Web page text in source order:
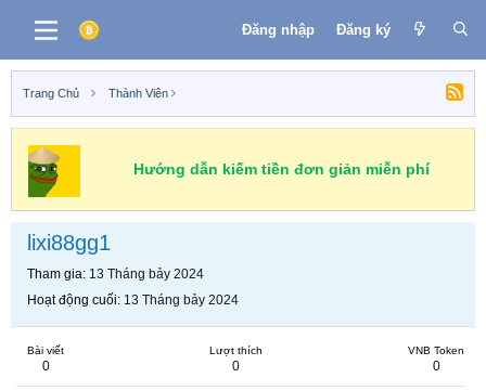
Đăng nhập Đăng ký
Trang Chủ Thành Viên
Hướng dẫn kiếm tiền đơn giản miễn phí
lixi88gg1
Tham gia 13 Tháng bảy 2024
Hoạt động cuối 13 Tháng bảy 2024
Bài viết
0
Lượt thích
0
VNB Token
0